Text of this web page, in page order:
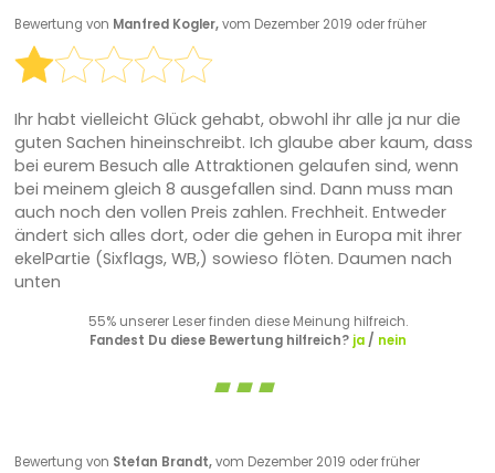
Bewertung von Manfred Kogler,vom Dezember 2019 oder früher
Ihr habt vielleicht Glück gehabt, obwohl ihr alle ja nur die
guten Sachen hineinschreibt. Ich glaube aber kaum, dass
bei eurem Besuch alle Attraktionen gelaufen sind, wenn
bei meinem gleich 8 ausgefallen sind. Dann muss man
auch noch den vollen Preis zahlen. Frechheit. Entweder
ändert sich alles dort, oder die gehen in Europa mit ihrer
ekelPartie (Sixflags, WB,) sowieso flöten. Daumen nach
unten
55% unserer Leser finden diese Meinung hilfreich.
Fandest Du diese Bewertung hilfreich? ja/ nein
Bewertung von Stefan Brandt,vom Dezember 2019 oder früher